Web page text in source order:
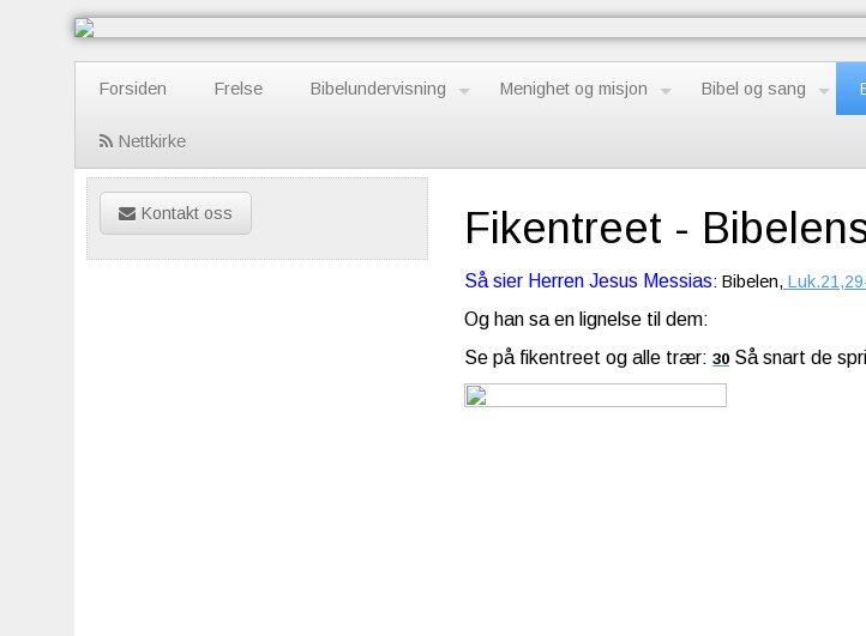
Forsiden Frelse Bibelundervisning Menighet og misjon Bibel og sang
Nettkirke
Kontakt oss Fikentreet -
Så sier Herren Jesus Messias: Bibelen,
Og han sa en lignelse til dem:
Se på fikentreet og alle trær:30 Så snart de